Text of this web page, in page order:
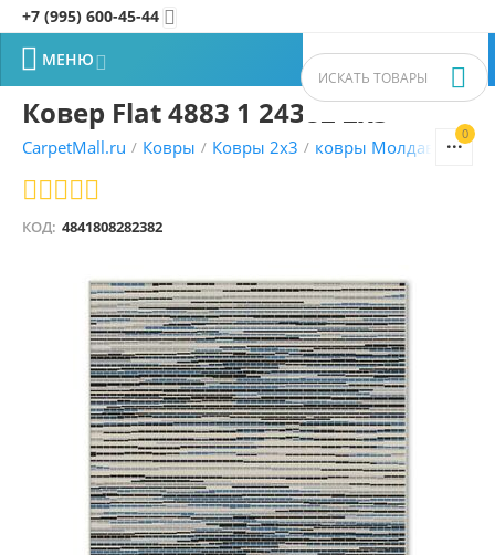
+7 (995) 600-45-44 
0



 МЕНЮ
Ковер Flat 4883 1 24382 2x3
CarpetMall.ru / Ковры / Ковры 2x3 / ковры Молдавские
КОД: 4841808282382